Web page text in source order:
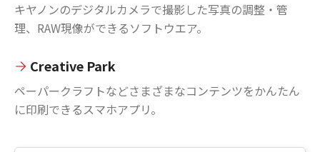
キヤノンのデジタルカメラで撮影した写真の調整・管
理、RAW現像ができるソフトウエア。
Creative Park
ペーパークラフトなどさまざまなコンテンツをかんたん
に印刷できるスマホアプリ。